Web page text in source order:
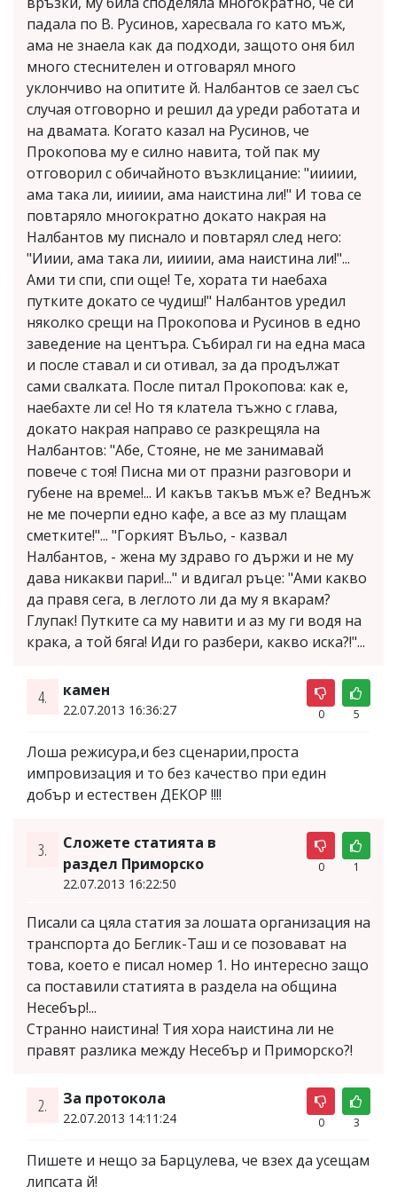
падала по В. Русинов, харесвала го като мъж,
ама не знаела как да подходи, защото оня бил
много стеснителен и отговарял много
уклончиво на опитите й. Налбантов се заел със
случая отговорно и решил да уреди работата и
на двамата. Когато казал на Русинов, че
Прокопова му е силно навита, той пак му
отговорил с обичайното възклицание: "иииии,
ама така ли, иииии, ама наистина ли!" И това се
повтаряло многократно докато накрая на
Налбантов му писнало и повтарял след него:
"Ииии, ама така ли, иииии, ама наистина ли!"...
Ами ти спи, спи още! Те, хората ти наебаха
путките докато се чудиш!" Налбантов уредил
няколко срещи на Прокопова и Русинов в едно
заведение на центъра. Събирал ги на една маса
и после ставал и си отивал, за да продължат
сами свалката. После питал Прокопова: как е,
наебахте ли се! Но тя клатела тъжно с глава,
докато накрая направо се разкрещяла на
Налбантов: "Абе, Стояне, не ме занимавай
повече с тоя! Писна ми от празни разговори и
губене на време!... И какъв такъв мъж е? Веднъж
не ме почерпи едно кафе, а все аз му плащам
сметките!"... "Горкият Въльо, - казвал
Налбантов, - жена му здраво го държи и не му
дава никакви пари!..." и вдигал ръце: "Ами какво
да правя сега, в леглото ли да му я вкарам?
Глупак! Путките са му навити и аз му ги водя на
крака, а той бяга! Иди го разбери, какво иска?!"...
4. камен
22.07.2013 16:36:27 0 5
Лоша режисура,и без сценарии,проста
импровизация и то без качество при един
добър и естествен ДЕКОР !!!!
3.
Сложете статията в
раздел Приморско
22.07.2013 16:22:50
0 1
Писали са цяла статия за лошата организация на
транспорта до Беглик-Таш и се позовават на
това, което е писал номер 1. Но интересно защо
са поставили статията в раздела на община
Несебър!...
Странно наистина! Тия хора наистина ли не
правят разлика между Несебър и Приморско?!
2. За протокола
22.07.2013 14:11:24 0 3
Пишете и нещо за Барцулева, че взех да усещам
липсата й!